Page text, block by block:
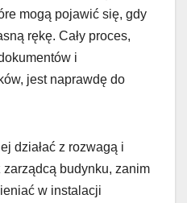
mogą pojawić się, gdy
rękę. Cały proces,
i
jest naprawdę do
działać z rozwagą i
budynku, zanim
w instalacji